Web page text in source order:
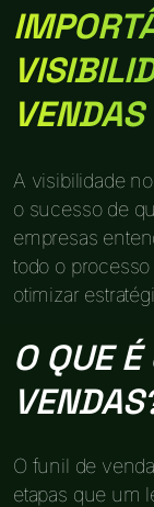
VENDAS
A visibilidade no
o sucesso de
empresas
todo o
otimizar
O QUE
O funil de
etapas que um